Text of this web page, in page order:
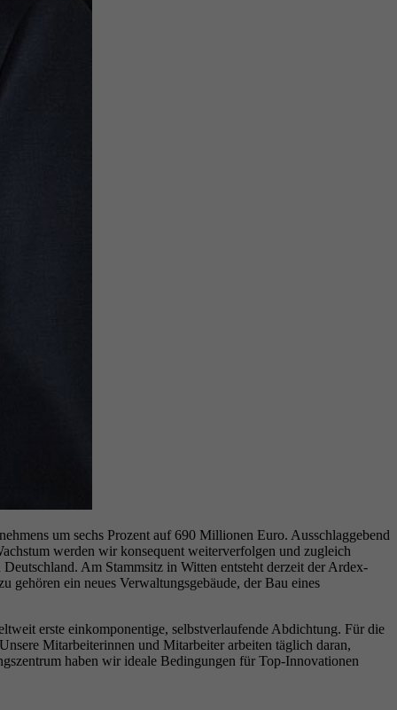
um sechs Prozent auf 690 Millionen Euro. Ausschlaggebend
werden wir konsequent weiterverfolgen und zugleich
Am Stammsitz in Witten entsteht derzeit der Ardex-
ein neues Verwaltungsgebäude, der Bau eines
erste einkomponentige, selbstverlaufende Abdichtung. Für die
Mitarbeiterinnen und Mitarbeiter arbeiten täglich daran,
haben wir ideale Bedingungen für Top-Innovationen